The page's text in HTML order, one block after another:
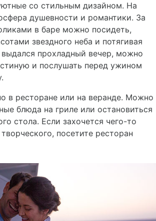
со стильным дизайном. На
душевности и романтики. За
в баре можно посидеть,
звездного неба и потягивая
выдался прохладный вечер, можно
и послушать перед ужином
в ресторане или на веранде. Можно
блюда на гриле или остановиться
стола. Если захочется чего-то
посетите ресторан